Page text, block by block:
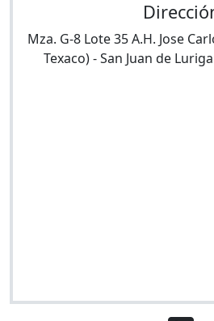
Mza. G-8 Lote 35 A.H. Jose
Texaco)-San Juan de